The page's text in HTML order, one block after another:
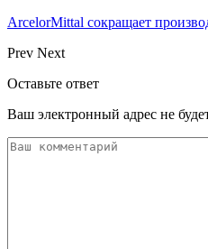
ArcelorMittal сокращает
Prev Next
Оставьте ответ
Ваш электронный адрес не